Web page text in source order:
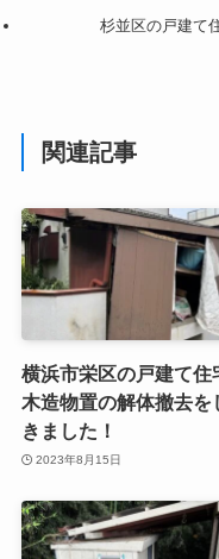
杉並区の戸建て
関連記事
横浜市栄区の戸建て住
木造物置の解体撤去を
きました！
2023年8月15日